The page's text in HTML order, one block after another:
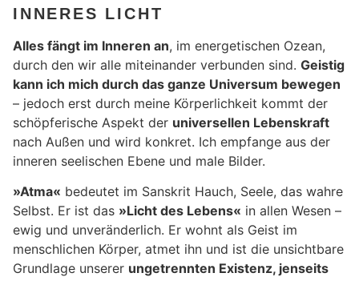
INNERES LICHT
Alles fängt im Inneren an, im energetischen Ozean,
durch den wir alle miteinander verbunden sind. Geistig
kann ich mich durch das ganze Universum bewegen
– jedoch erst durch meine Körperlichkeit kommt der
schöpferische Aspekt der universellen Lebenskraft
nach Außen und wird konkret. Ich empfange aus der
inneren seelischen Ebene und male Bilder.
»Atma« bedeutet im Sanskrit Hauch, Seele, das wahre
Selbst. Er ist das »Licht des Lebens« in allen Wesen –
ewig und unveränderlich. Er wohnt als Geist im
menschlichen Körper, atmet ihn und ist die unsichtbare
Grundlage unserer ungetrennten Existenz, jenseits